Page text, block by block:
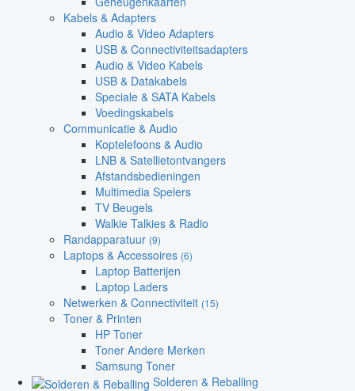
Kabels & Adapters
Audio & Video Adapters
USB & Connectiviteitsadapters
Audio & Video Kabels
USB & Datakabels
Speciale & SATA Kabels
Voedingskabels
Communicatie & Audio
Koptelefoons & Audio
LNB & Satellietontvangers
Afstandsbedieningen
Multimedia Spelers
TV Beugels
Walkie Talkies & Radio
Randapparatuur (9)
Laptops & Accessoires (6)
Laptop Batterijen
Laptop Laders
Netwerken & Connectiviteit (15)
Toner & Printen
HP Toner
Toner Andere Merken
Samsung Toner
Solderen & Reballing